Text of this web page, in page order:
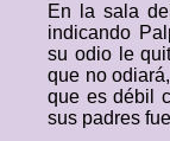
En la sala
indicando
su odio le
que no
que es débil
sus padres